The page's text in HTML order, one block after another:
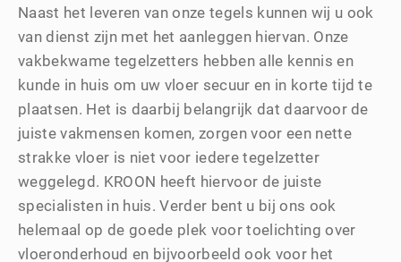
Naast het leveren van onze tegels kunnen wij u ook
van dienst zijn met het aanleggen hiervan. Onze
vakbekwame tegelzetters hebben alle kennis en
kunde in huis om uw vloer secuur en in korte tijd te
plaatsen. Het is daarbij belangrijk dat daarvoor de
juiste vakmensen komen, zorgen voor een nette
strakke vloer is niet voor iedere tegelzetter
weggelegd. KROON heeft hiervoor de juiste
specialisten in huis. Verder bent u bij ons ook
helemaal op de goede plek voor toelichting over
vloeronderhoud en bijvoorbeeld ook voor het